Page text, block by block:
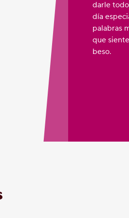
darle
día
palabras
que
beso.